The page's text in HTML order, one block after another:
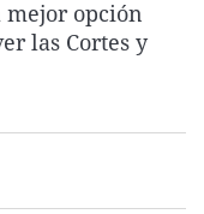
La rosa de los vientos
Caso
Extremadura
Virales
mejor opción
las Cortes y